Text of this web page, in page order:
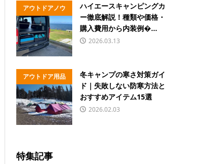
アウトドアノウ
ハウ
ハイエースキャンピングカ
ー徹底解説！種類や価格・
購入費用から内装例�...
2026.03.13
アウトドア用品
冬キャンプの寒さ対策ガイ
ド｜失敗しない防寒方法と
おすすめアイテム15選
2026.02.03
特集記事